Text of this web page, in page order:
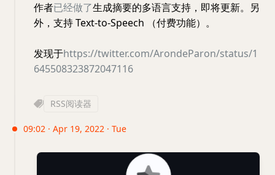
作者已经做了生成摘要的多语言支持，即将更新。另
外，支持 Text-to-Speech （付费功能）。
发现于https://twitter.com/ArondeParon/status/1
645508323872047116
RSS阅读器
09:02 · Apr 19, 2022 · Tue